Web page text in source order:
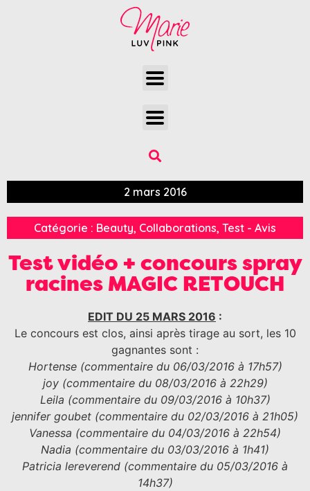
2 mars 2016
Catégorie : Beauty, Collaborations, Test - Avis
Test vidéo + concours spray
racines MAGIC RETOUCH
EDIT DU 25 MARS 2016 :
Le concours est clos, ainsi après tirage au sort, les 10
gagnantes sont :
Hortense (commentaire du 06/03/2016 à 17h57)
joy (commentaire du 08/03/2016 à 22h29)
Leila (commentaire du 09/03/2016 à 10h37)
jennifer goubet (commentaire du 02/03/2016 à 21h05)
Vanessa (commentaire du 04/03/2016 à 22h54)
Nadia (commentaire du 03/03/2016 à 1h41)
Patricia lereverend (commentaire du 05/03/2016 à
14h37)